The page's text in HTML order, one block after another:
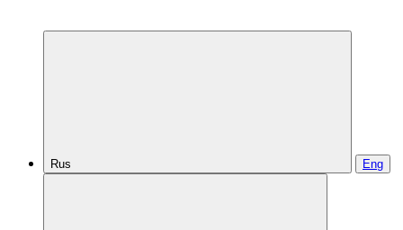
Rus Eng